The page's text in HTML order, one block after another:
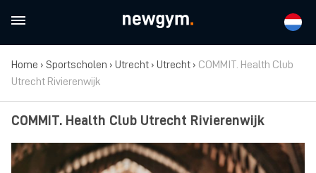
Home › Sportscholen › Utrecht › Utrecht › COMMIT. Health Club
Utrecht Rivierenwijk
COMMIT. Health Club Utrecht Rivierenwijk